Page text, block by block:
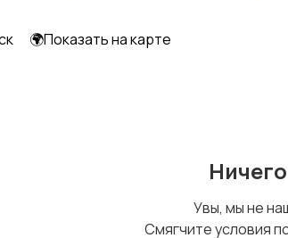
🌍Показать на карте
Увы, мы не
Смягчите условия